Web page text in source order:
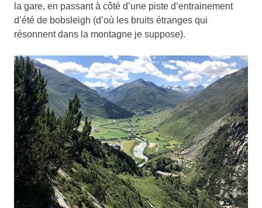
la gare, en passant à côté d’une piste d’entrainement
d’été de bobsleigh (d’où les bruits étranges qui
résonnent dans la montagne je suppose).